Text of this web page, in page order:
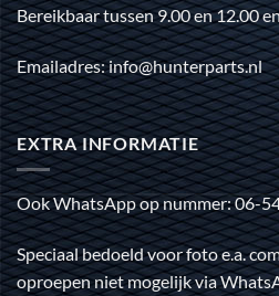
Bereikbaar tussen 9.00 en 12.00
Emailadres: info@hunterparts.nl
EXTRA INFORMATIE
Ook WhatsApp op nummer: 06-
Speciaal bedoeld voor foto e.a.
oproepen niet mogelijk via